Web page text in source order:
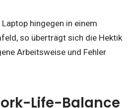
hingegen in einem
so überträgt sich die Hektik
Arbeitsweise und Fehler
Life-Balance